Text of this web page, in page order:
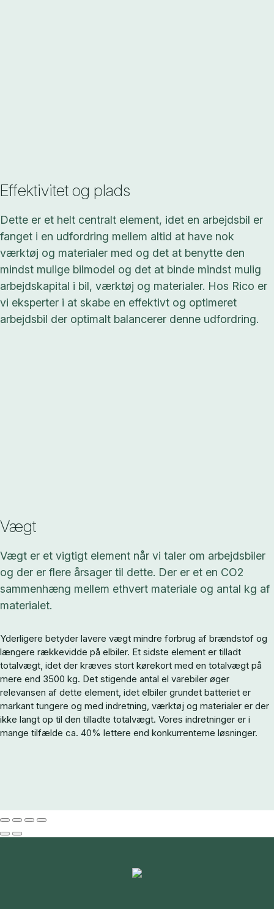
Effektivitet og plads
Dette er et helt centralt element, idet en arbejdsbil er
fanget i en udfordring mellem altid at have nok
værktøj og materialer med og det at benytte den
mindst mulige bilmodel og det at binde mindst mulig
arbejdskapital i bil, værktøj og materialer. Hos Rico er
vi eksperter i at skabe en effektivt og optimeret
arbejdsbil der optimalt balancerer denne udfordring.
Vægt
Vægt er et vigtigt element når vi taler om arbejdsbiler
og der er flere årsager til dette. Der er et en CO2
sammenhæng mellem ethvert materiale og antal kg af
materialet.
Yderligere betyder lavere vægt mindre forbrug af brændstof og
længere rækkevidde på elbiler. Et sidste element er tilladt
totalvægt, idet der kræves stort kørekort med en totalvægt på
mere end 3500 kg. Det stigende antal el varebiler øger
relevansen af dette element, idet elbiler grundet batteriet er
markant tungere og med indretning, værktøj og materialer er der
ikke langt op til den tilladte totalvægt. Vores indretninger er i
mange tilfælde ca. 40% lettere end konkurrenterne løsninger.